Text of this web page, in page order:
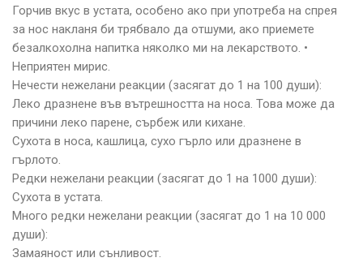
Горчив вкус в устата, особено ако при употреба на спрея
за нос накланя би трябвало да отшуми, ако приемете
безалкохолна напитка няколко ми на лекарството. •
Неприятен мирис.
Нечести нежелани реакции (засягат до 1 на 100 души):
Леко дразнене във вътрешността на носа. Това може да
причини леко парене, сърбеж или кихане.
Сухота в носа, кашлица, сухо гърло или дразнене в
гърлото.
Редки нежелани реакции (засягат до 1 на 1000 души):
Сухота в устата.
Много редки нежелани реакции (засягат до 1 на 10 000
души):
Замаяност или сънливост.